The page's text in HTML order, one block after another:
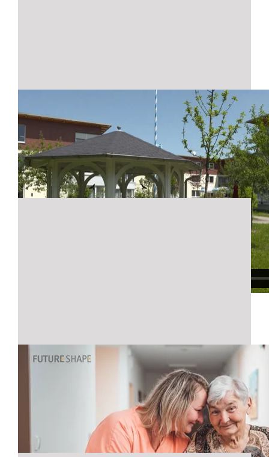
Sen­s­Flo­or im Woh­nen am Schloßanger
Sen­s­Flo­or in einem Pfle­ge­heim in Borohrádek/Tschechien